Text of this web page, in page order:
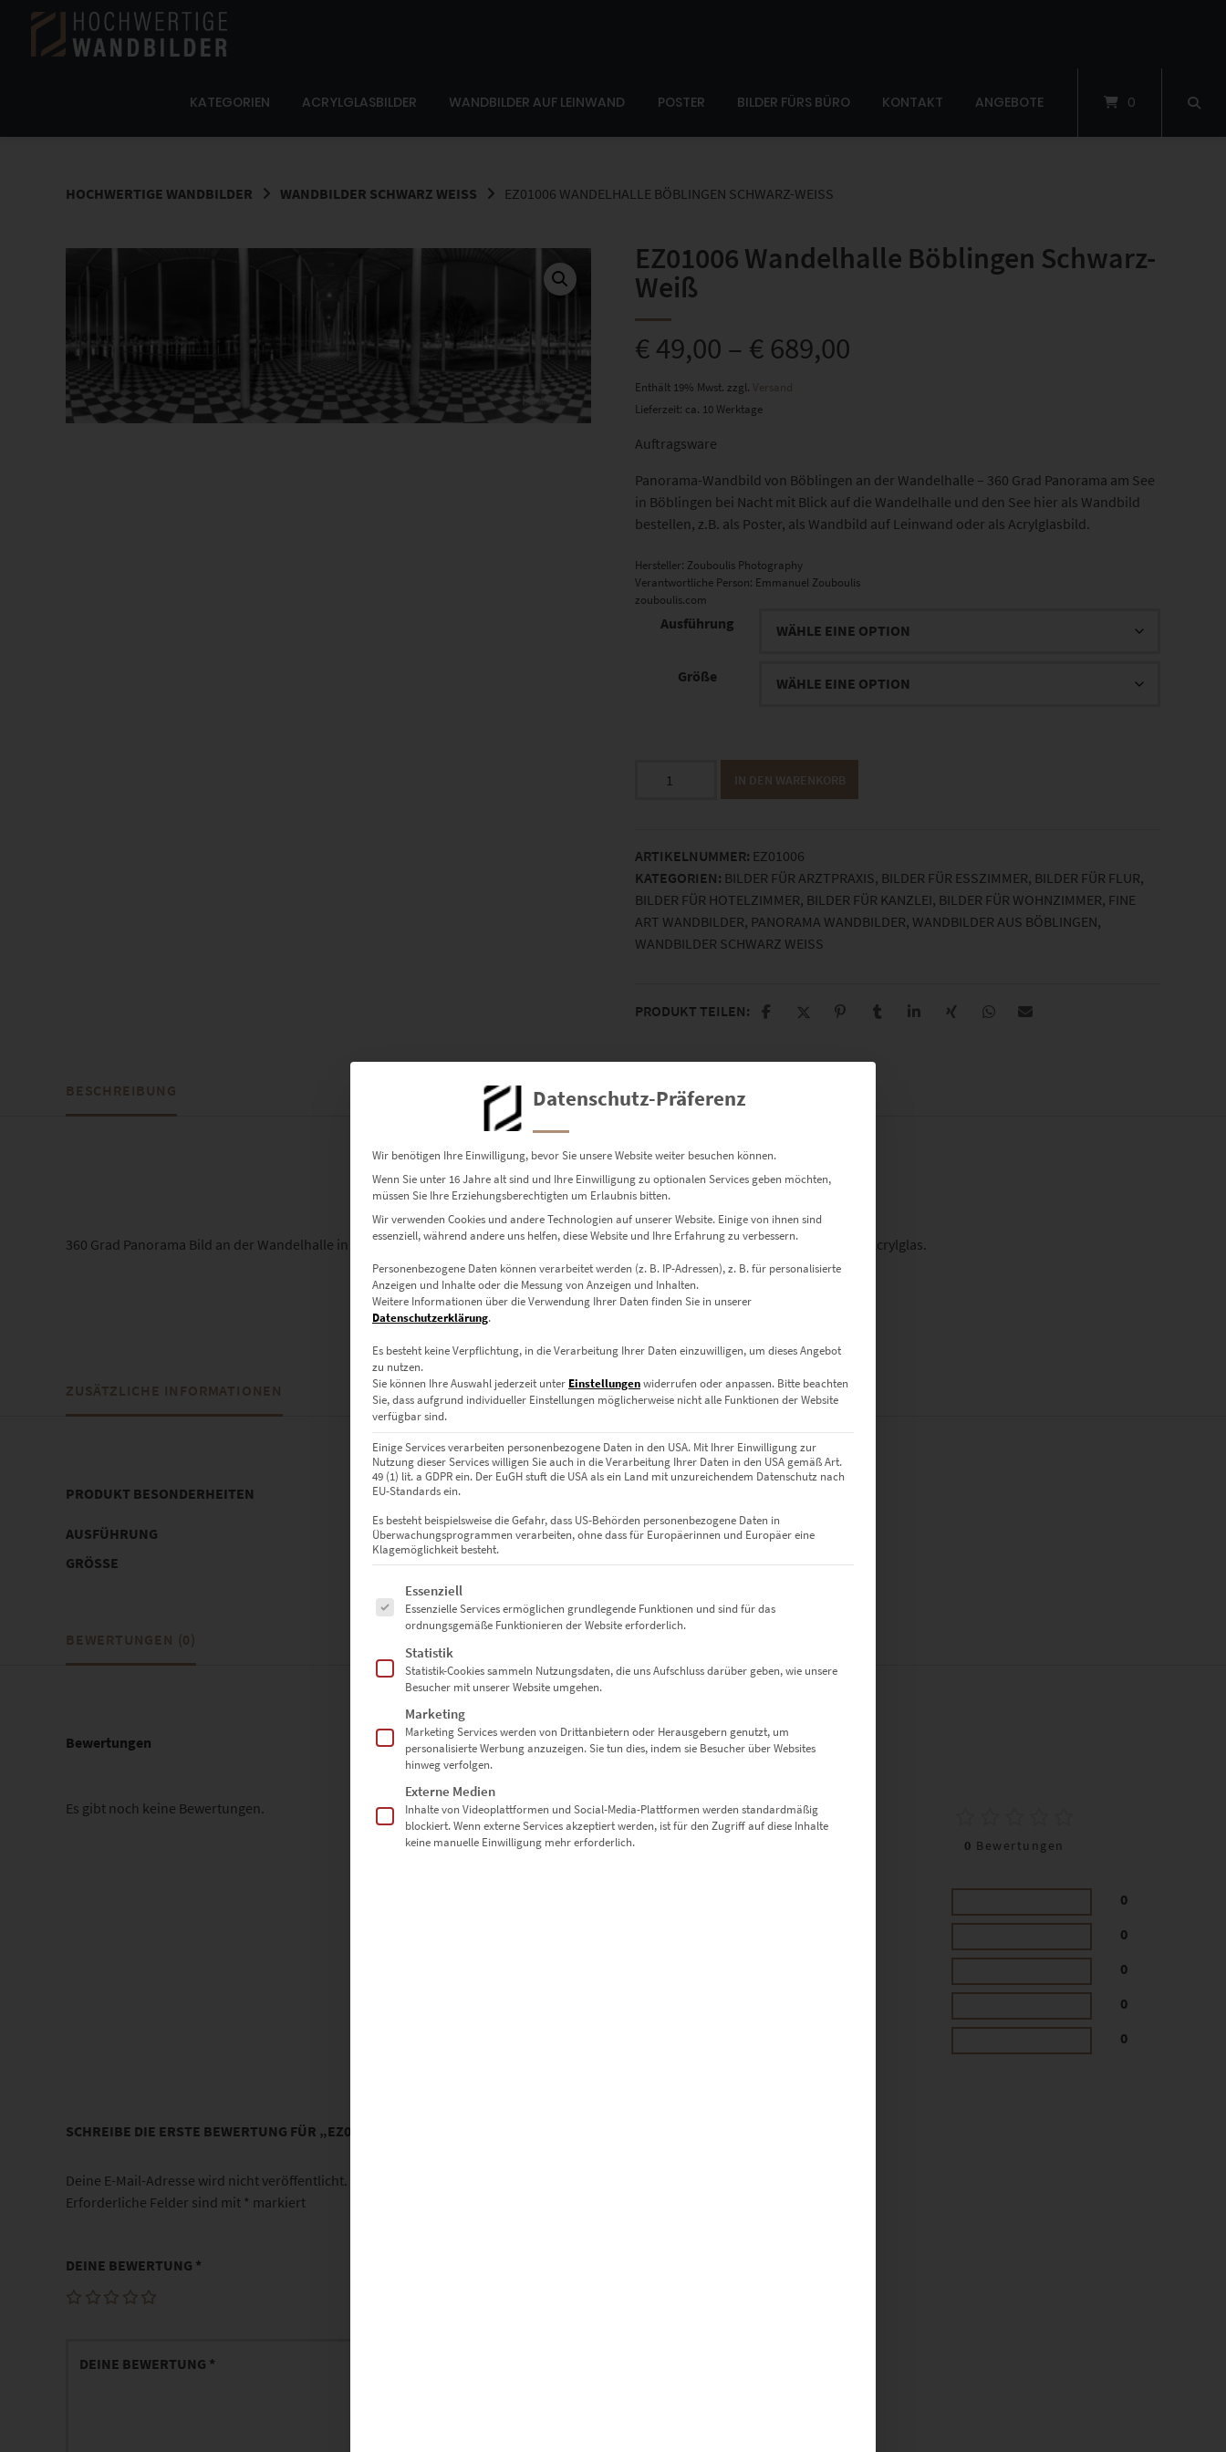
Springe
Inhalt
KATEGORIEN ACRYLGLASBILDER WANDBILDER AUF LEINWAND POSTER BILDER FÜRS BÜRO KONTAKT ANGEBOTE 0
HOCHWERTIGE WANDBILDER WANDBILDER SCHWARZ WEISS EZ01006 WANDELHALLE BÖBLINGEN SCHWARZ-WEISS
EZ01006 Wandelhalle Böblingen Schwarz-
Weiß
€49,00 – € 689,00
Enthält 19% Mwst. zzgl. Versand
Lieferzeit: ca. 10 Werktage
Auftragsware
Panorama-Wandbild von Böblingen an der Wandelhalle – 360 Grad Panorama am See
in Böblingen bei Nacht mit Blick auf die Wandelhalle und den See hier als Wandbild
bestellen, z.B. als Poster, als Wandbild auf Leinwand oder als Acrylglasbild.
Hersteller: Zouboulis Photography
Verantwortliche Person: Emmanuel Zouboulis
zouboulis.com
Ausführung
Größe
Weiß
Menge
IN DEN WARENKORB
ARTIKELNUMMER: EZ01006
KATEGORIEN: BILDER FÜR ARZTPRAXIS, BILDER FÜR ESSZIMMER, BILDER FÜR FLUR,
BILDER FÜR HOTELZIMMER, BILDER FÜR KANZLEI, BILDER FÜR WOHNZIMMER, FINE
ART WANDBILDER, PANORAMA WANDBILDER, WANDBILDER AUS BÖBLINGEN,
WANDBILDER SCHWARZ WEISS
PRODUKT TEILEN:
BESCHREIBUNG
360 Grad Panorama Bild an der Wandelhalle in Böblingen in schwarz-weiß, hier erhältlich als Poster, Wandbilder auf Leinwand oder Acrylglas.
ZUSÄTZLICHE INFORMATIONEN
PRODUKT BESONDERHEITEN
AUSFÜHRUNG
Poster, Leinwand auf Keilrahmen, Acrylglas
GRÖSSE
60 x 20 cm, 90 x 30 cm, 120 x 40 cm, 150 x 50 cm, 180 x 60 cm, 210 x 70 cm, 240 x 80 cm
BEWERTUNGEN (0)
Bewertungen
Es gibt noch keine Bewertungen.
0 Bewertungen
0
0
0
0
0
SCHREIBE DIE ERSTE BEWERTUNG FÜR „EZ01006 WANDELHALLE BÖBLINGEN SCHWARZ-WEISS“
Deine E-Mail-Adresse wird nicht veröffentlicht.
Erforderliche Felder sind mit * markiert
DEINE BEWERTUNG *
Datenschutz-Präferenz
Wir benötigen Ihre Einwilligung, bevor Sie unsere Website weiter besuchen können.
Wenn Sie unter 16 Jahre alt sind und Ihre Einwilligung zu optionalen Services geben möchten,
müssen Sie Ihre Erziehungsberechtigten um Erlaubnis bitten.
Wir verwenden Cookies und andere Technologien auf unserer Website. Einige von ihnen sind
essenziell, während andere uns helfen, diese Website und Ihre Erfahrung zu verbessern.
Personenbezogene Daten können verarbeitet werden (z. B. IP-Adressen), z. B. für personalisierte
Anzeigen und Inhalte oder die Messung von Anzeigen und Inhalten.
Weitere Informationen über die Verwendung Ihrer Daten finden Sie in unserer
Datenschutzerklärung.
Es besteht keine Verpflichtung, in die Verarbeitung Ihrer Daten einzuwilligen, um dieses Angebot
zu nutzen.
Sie können Ihre Auswahl jederzeit unter Einstellungenwiderrufen oder anpassen. Bitte beachten
Sie, dass aufgrund individueller Einstellungen möglicherweise nicht alle Funktionen der Website
verfügbar sind.
Einige Services verarbeiten personenbezogene Daten in den USA. Mit Ihrer Einwilligung zur
Nutzung dieser Services willigen Sie auch in die Verarbeitung Ihrer Daten in den USA gemäß Art.
49 (1) lit. a GDPR ein. Der EuGH stuft die USA als ein Land mit unzureichendem Datenschutz nach
EU-Standards ein.
Es besteht beispielsweise die Gefahr, dass US-Behörden personenbezogene Daten in
Überwachungsprogrammen verarbeiten, ohne dass für Europäerinnen und Europäer eine
Klagemöglichkeit besteht.
Es folgt eine Liste der Service-Gruppen, für die eine Einwilligung erteilt werden kann. Die erste Service-Gruppe ist essenziell und kann nicht
Essenziell
Essenzielle Services ermöglichen grundlegende Funktionen und sind für das
ordnungsgemäße Funktionieren der Website erforderlich.
Statistik
Statistik-Cookies sammeln Nutzungsdaten, die uns Aufschluss darüber geben, wie unsere
Besucher mit unserer Website umgehen.
Marketing
Marketing Services werden von Drittanbietern oder Herausgebern genutzt, um
personalisierte Werbung anzuzeigen. Sie tun dies, indem sie Besucher über Websites
hinweg verfolgen.
Externe Medien
Inhalte von Videoplattformen und Social-Media-Plattformen werden standardmäßig
blockiert. Wenn externe Services akzeptiert werden, ist für den Zugriff auf diese Inhalte
keine manuelle Einwilligung mehr erforderlich.